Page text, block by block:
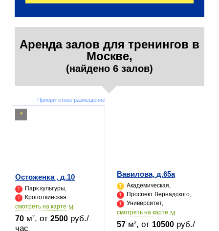
Аренда залов для тренингов в
Москве,
(найдено 6 залов)
Приоритетное размещение
Остоженка , д.10
Парк культуры,
Кропоткинская
cмотреть на карте
70 м2, от 2500 руб./
час
Вавилова, д.65а
Академическая,
Проспект Вернадского,
Университет,
cмотреть на карте
57 м2, от 10500 руб./